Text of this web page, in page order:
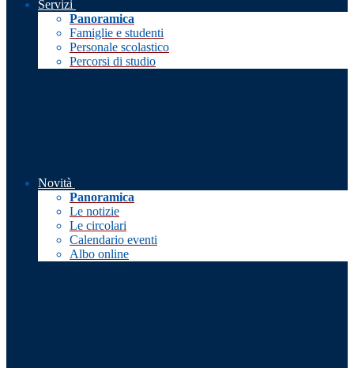
Servizi
Panoramica
Famiglie e studenti
Personale scolastico
Percorsi di studio
Novità
Panoramica
Le notizie
Le circolari
Calendario eventi
Albo online